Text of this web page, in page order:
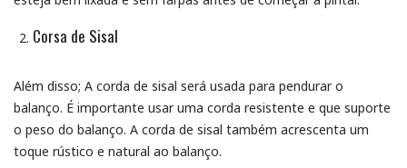
Corsa de Sisal
Além disso; A corda de sisal será usada para pendurar o
balanço. É importante usar uma corda resistente e que suporte
o peso do balanço. A corda de sisal também acrescenta um
toque rústico e natural ao balanço.